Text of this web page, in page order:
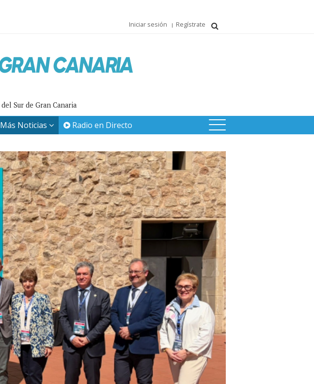
Iniciar sesión Regístrate
Sur de Gran Canaria
Más Noticias Radio en Directo